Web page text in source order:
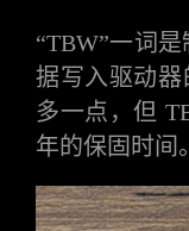
“TBW”一词
据写入驱动器
多一点，但
年的保固时间。